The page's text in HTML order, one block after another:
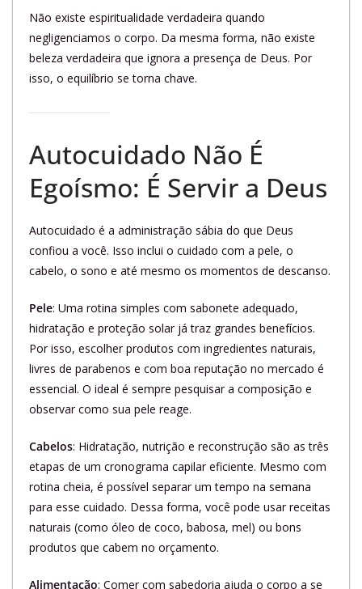
Não existe espiritualidade verdadeira quando
negligenciamos o corpo. Da mesma forma, não existe
beleza verdadeira que ignora a presença de Deus. Por
isso, o equilíbrio se torna chave.
Autocuidado Não É
Egoísmo: É Servir a Deus
Autocuidado é a administração sábia do que Deus
confiou a você. Isso inclui o cuidado com a pele, o
cabelo, o sono e até mesmo os momentos de descanso.
Pele: Uma rotina simples com sabonete adequado,
hidratação e proteção solar já traz grandes benefícios.
Por isso, escolher produtos com ingredientes naturais,
livres de parabenos e com boa reputação no mercado é
essencial. O ideal é sempre pesquisar a composição e
observar como sua pele reage.
Cabelos: Hidratação, nutrição e reconstrução são as três
etapas de um cronograma capilar eficiente. Mesmo com
rotina cheia, é possível separar um tempo na semana
para esse cuidado. Dessa forma, você pode usar receitas
naturais (como óleo de coco, babosa, mel) ou bons
produtos que cabem no orçamento.
Alimentação: Comer com sabedoria ajuda o corpo a se